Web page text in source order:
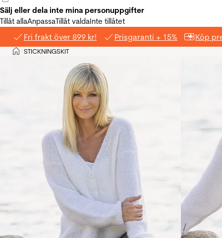
Sälj eller dela inte mina personuppgifter
Tillåt allaAnpassaTillåt valdaInte tillåtet
Fri frakt över 899 kr! Prisgaranti + 15% Köp
Hem
>STICKNINGSKIT